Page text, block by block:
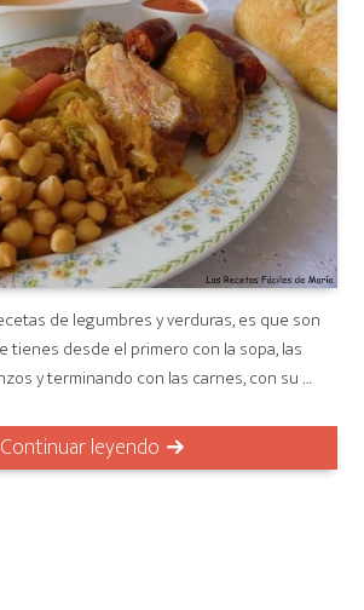
de legumbres y verduras, es que son
tienes desde el primero con la sopa, las
y terminando con las carnes, con su …
Continuar leyendo